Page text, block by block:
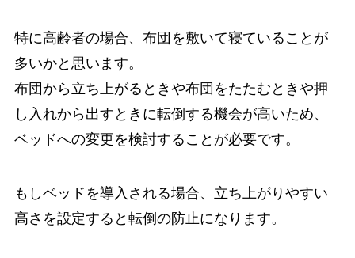
特に高齢者の場合、布団を敷いて寝ていることが
多いかと思います。
布団から立ち上がるときや布団をたたむときや押
し入れから出すときに転倒する機会が高いため、
ベッドへの変更を検討することが必要です。
もしベッドを導入される場合、立ち上がりやすい
高さを設定すると転倒の防止になります。